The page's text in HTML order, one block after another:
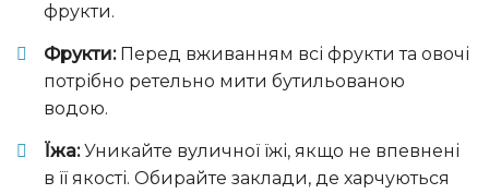
фрукти.
Фрукти:Перед вживанням всі фрукти та овочі
потрібно ретельно мити бутильованою
водою.
Їжа:Уникайте вуличної їжі, якщо не впевнені
в її якості. Обирайте заклади, де харчуються